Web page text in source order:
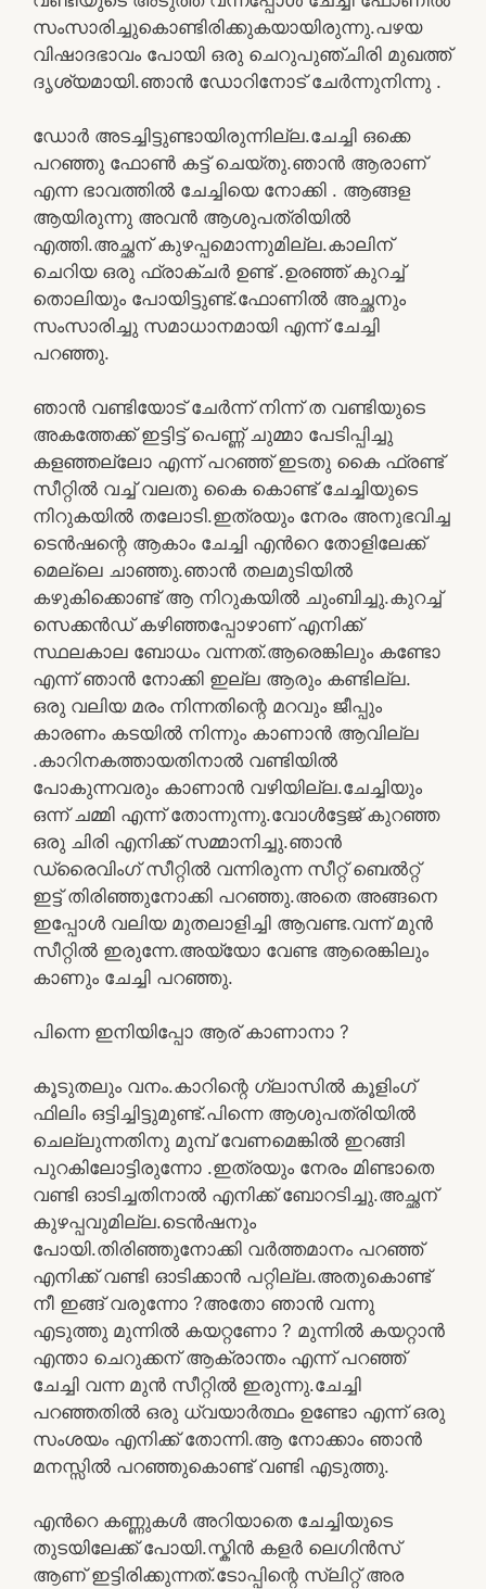
സംസാരിച്ചുകൊണ്ടിരിക്കുകയായിരുന്നു.പഴയ
വിഷാദഭാവം പോയി ഒരു ചെറുപുഞ്ചിരി മുഖത്ത്
ദൃശ്യമായി.ഞാൻ ഡോറിനോട് ചേർന്നുനിന്നു .
ഡോർ അടച്ചിട്ടുണ്ടായിരുന്നില്ല.ചേച്ചി ഒക്കെ
പറഞ്ഞു ഫോൺ കട്ട് ചെയ്തു.ഞാൻ ആരാണ്
എന്ന ഭാവത്തിൽ ചേച്ചിയെ നോക്കി . ആങ്ങള
ആയിരുന്നു അവൻ ആശുപത്രിയിൽ
എത്തി.അച്ഛന് കുഴപ്പമൊന്നുമില്ല.കാലിന്
ചെറിയ ഒരു ഫ്രാക്ചർ ഉണ്ട് .ഉരഞ്ഞ് കുറച്ച്
തൊലിയും പോയിട്ടുണ്ട്.ഫോണിൽ അച്ഛനും
സംസാരിച്ചു സമാധാനമായി എന്ന് ചേച്ചി
പറഞ്ഞു.
ഞാൻ വണ്ടിയോട് ചേർന്ന് നിന്ന് ത വണ്ടിയുടെ
അകത്തേക്ക് ഇട്ടിട്ട് പെണ്ണ് ചുമ്മാ പേടിപ്പിച്ചു
കളഞ്ഞല്ലോ എന്ന് പറഞ്ഞ് ഇടതു കൈ ഫ്രണ്ട്
സീറ്റിൽ വച്ച് വലതു കൈ കൊണ്ട് ചേച്ചിയുടെ
നിറുകയിൽ തലോടി.ഇത്രയും നേരം അനുഭവിച്ച
ടെൻഷന്റെ ആകാം ചേച്ചി എൻറെ തോളിലേക്ക്
മെല്ലെ ചാഞ്ഞു.ഞാൻ തലമുടിയിൽ
കഴുകിക്കൊണ്ട് ആ നിറുകയിൽ ചുംബിച്ചു.കുറച്ച്
സെക്കൻഡ് കഴിഞ്ഞപ്പോഴാണ് എനിക്ക്
സ്ഥലകാല ബോധം വന്നത്.ആരെങ്കിലും കണ്ടോ
എന്ന് ഞാൻ നോക്കി ഇല്ല ആരും കണ്ടില്ല.
ഒരു വലിയ മരം നിന്നതിന്റെ മറവും ജീപ്പും
കാരണം കടയിൽ നിന്നും കാണാൻ ആവില്ല
.കാറിനകത്തായതിനാൽ വണ്ടിയിൽ
പോകുന്നവരും കാണാൻ വഴിയില്ല.ചേച്ചിയും
ഒന്ന് ചമ്മി എന്ന് തോന്നുന്നു.വോൾട്ടേജ് കുറഞ്ഞ
ഒരു ചിരി എനിക്ക് സമ്മാനിച്ചു.ഞാൻ
ഡ്രൈവിംഗ് സീറ്റിൽ വന്നിരുന്ന സീറ്റ് ബെൽറ്റ്
ഇട്ട് തിരിഞ്ഞുനോക്കി പറഞ്ഞു.അതെ അങ്ങനെ
ഇപ്പോൾ വലിയ മുതലാളിച്ചി ആവണ്ട.വന്ന് മുൻ
സീറ്റിൽ ഇരുന്നേ.അയ്യോ വേണ്ട ആരെങ്കിലും
കാണും ചേച്ചി പറഞ്ഞു.
പിന്നെ ഇനിയിപ്പോ ആര് കാണാനാ ?
കൂടുതലും വനം.കാറിന്റെ ഗ്ലാസിൽ കൂളിംഗ്
ഫിലിം ഒട്ടിച്ചിട്ടുമുണ്ട്.പിന്നെ ആശുപത്രിയിൽ
ചെല്ലുന്നതിനു മുമ്പ് വേണമെങ്കിൽ ഇറങ്ങി
പുറകിലോട്ടിരുന്നോ .ഇത്രയും നേരം മിണ്ടാതെ
വണ്ടി ഓടിച്ചതിനാൽ എനിക്ക് ബോറടിച്ചു.അച്ഛന്
കുഴപ്പവുമില്ല.ടെൻഷനും
പോയി.തിരിഞ്ഞുനോക്കി വർത്തമാനം പറഞ്ഞ്
എനിക്ക് വണ്ടി ഓടിക്കാൻ പറ്റില്ല.അതുകൊണ്ട്
നീ ഇങ്ങ് വരുന്നോ ?അതോ ഞാൻ വന്നു
എടുത്തു മുന്നിൽ കയറ്റണോ ? മുന്നിൽ കയറ്റാൻ
എന്താ ചെറുക്കന് ആക്രാന്തം എന്ന് പറഞ്ഞ്
ചേച്ചി വന്ന മുൻ സീറ്റിൽ ഇരുന്നു.ചേച്ചി
പറഞ്ഞതിൽ ഒരു ധ്വയാർത്ഥം ഉണ്ടോ എന്ന് ഒരു
സംശയം എനിക്ക് തോന്നി.ആ നോക്കാം ഞാൻ
മനസ്സിൽ പറഞ്ഞുകൊണ്ട് വണ്ടി എടുത്തു.
എൻറെ കണ്ണുകൾ അറിയാതെ ചേച്ചിയുടെ
തുടയിലേക്ക് പോയി.സ്കിൻ കളർ ലെഗിൻസ്
ആണ് ഇട്ടിരിക്കുന്നത്.ടോപ്പിന്റെ സ്ലിറ്റ് അര